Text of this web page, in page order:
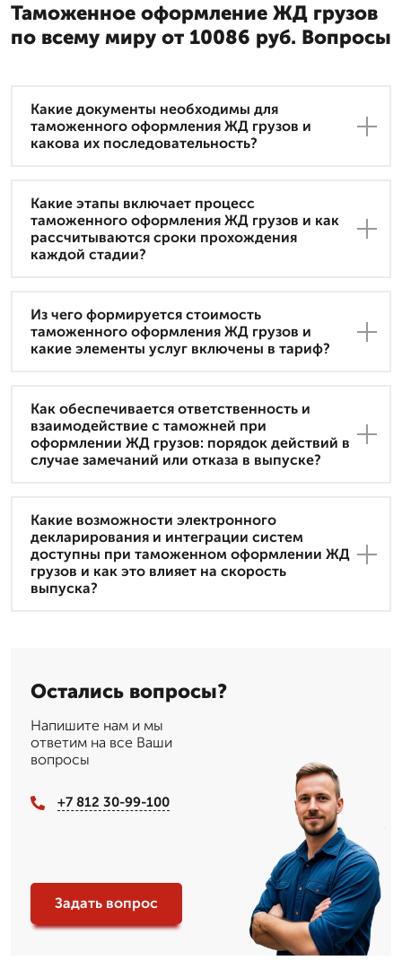
Таможенное оформление ЖД грузов
по всему миру от 10086 руб. Вопросы
Какие документы необходимы для
таможенного оформления ЖД грузов и
какова их последовательность?
Какие этапы включает процесс
таможенного оформления ЖД грузов и как
рассчитываются сроки прохождения
каждой стадии?
Из чего формируется стоимость
таможенного оформления ЖД грузов и
какие элементы услуг включены в тариф?
Как обеспечивается ответственность и
взаимодействие с таможней при
оформлении ЖД грузов: порядок действий в
случае замечаний или отказа в выпуске?
Какие возможности электронного
декларирования и интеграции систем
доступны при таможенном оформлении ЖД
грузов и как это влияет на скорость
выпуска?
Остались вопросы?
Напишите нам и мы
ответим на все Ваши
вопросы
+7 812 30-99-100
Задать вопрос